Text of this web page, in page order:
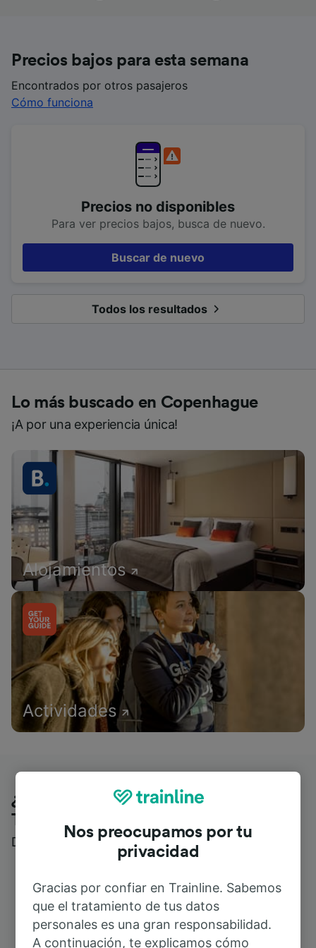
Precios bajos para esta semana
Encontrados por otros pasajeros
Cómo funciona
Precios no disponibles
Para ver precios bajos, busca de nuevo.
Buscar de nuevo
Todos los resultados
Lo más buscado en Copenhague
¡A por una experiencia única!
Alojamientos
Actividades
¿Qué piensan nuestros clientes de
Trainline?
Descubre reseñas reales de nuestros viajeros
Nos preocupamos por tu
privacidad
Gracias por confiar en Trainline. Sabemos
que el tratamiento de tus datos
personales es una gran responsabilidad.
A continuación, te explicamos cómo